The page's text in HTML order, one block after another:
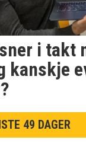
i takt
kanskje
49 DAGER